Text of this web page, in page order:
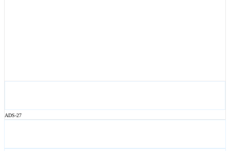
ADS-27